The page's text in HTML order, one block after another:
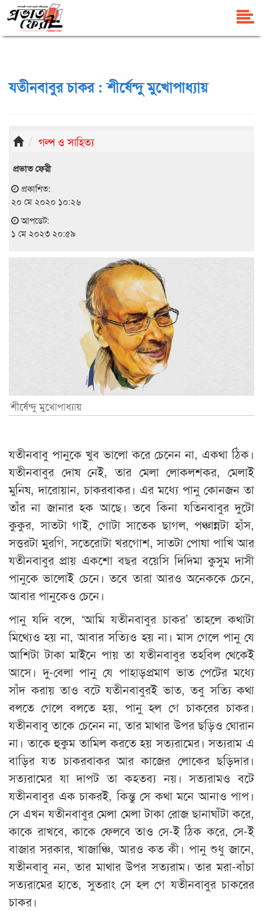
যতীনবাবুর চাকর : শীর্ষেন্দু মুখোপাধ্যায়
গল্প ও সাহিত্য
প্রভাত ফেরী
প্রকাশিত:
২০ মে ২০২০ ১০:২৬
আপডেট:
১ মে ২০২৩ ২০:৫৯
শীর্ষেন্দু মুখোপাধ্যায়
যতীনবাবু পানুকে খুব ভালো করে চেনেন না, একথা ঠিক।
যতীনবাবুর দোষ নেই, তার মেলা লোকলশকর, মেলাই
মুনিষ, দারোয়ান, চাকরবাকর। এর মধ্যে পানু কোনজন তা
তাঁর না জানার হক আছে। তবে কিনা যতিনবাবুর দুটো
কুকুর, সাতটা গাই, গোটা সাতেক ছাগল, পঞ্চান্নটা হাঁস,
সত্তরটা মুরগি, সতেরোটা খরগোশ, সাতটা পোষা পাখি আর
যতীনবাবুর প্রায় একশো বছর বয়েসি দিদিমা কুসুম দাসী
পানুকে ভালোই চেনে। তবে তারা আরও অনেককে চেনে,
আবার পানুকেও চেনে।
পানু যদি বলে, ‘আমি যতীনবাবুর চাকর’ তাহলে কথাটা
মিথ্যেও হয় না, আবার সত্যিও হয় না। মাস গেলে পানু যে
আশিটা টাকা মাইনে পায় তা যতীনবাবুর তহবিল থেকেই
আসে। দু-বেলা পানু যে পাহাড়প্রমাণ ভাত পেটের মধ্যে
সাঁদ করায় তাও বটে যতীনবাবুরই ভাত, তবু সত্যি কথা
বলতে গেলে বলতে হয়, পানু হল গে চাকরের চাকর।
যতীনবাবু তাকে চেনেন না, তার মাথার উপর ছড়িও ঘোরান
না। তাকে হুকুম তামিল করতে হয় সত্যরামের। সত্যরাম এ
বাড়ির যত চাকরবাকর আর কাজের লোকের ছড়িদার।
সত্যরামের যা দাপট তা কহতব্য নয়। সত্যরামও বটে
যতীনবাবুর এক চাকরই, কিন্তু সে কথা মনে আনাও পাপ।
সে এখন যতীনবাবুর মেলা মেলা টাকা রোজ ছানাঘাঁটা করে,
কাকে রাখবে, কাকে ফেলবে তাও সে-ই ঠিক করে, সে-ই
বাজার সরকার, খাজাঞ্চি, আরও কত কী। পানু শুধু জানে,
যতীনবাবু নন, তার মাথার উপর সত্যরাম। তার মরা-বাঁচা
সত্যরামের হাতে, সুতরাং সে হল গে যতীনবাবুর চাকরের
চাকর।